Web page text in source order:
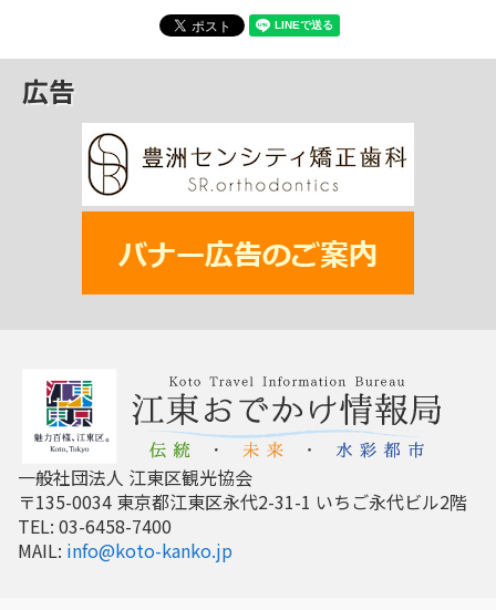
広告
一般社団法人 江東区観光協会
〒135-0034 東京都江東区永代2-31-1 いちご永代ビル2階
TEL: 03-6458-7400
MAIL: info@koto-kanko.jp